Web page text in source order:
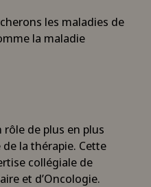
les maladies de
la maladie
rôle de plus en plus
la thérapie. Cette
collégiale de
et d’Oncologie.